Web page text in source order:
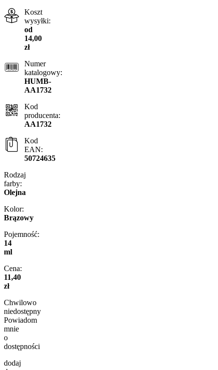
Koszt
wysyłki:
od
14,00
zł
Numer
katalogowy:
HUMB-
AA1732
Kod
producenta:
AA1732
Kod
EAN:
50724635
Rodzaj
farby:
Olejna
Kolor:
Brązowy
Pojemność:
14
ml
Cena:
11,40
zł
Chwilowo
niedostępny
Powiadom
mnie
o
dostępności
dodaj